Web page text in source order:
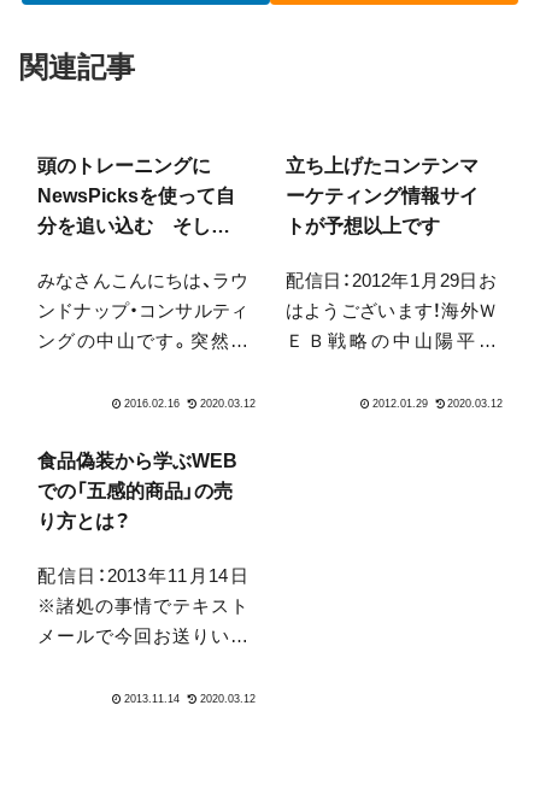
関連記事
頭のトレーニングに
NewsPicksを使って自
分を追い込む そして、
ポータルは面白い
みなさんこんにちは、ラウ
ンドナップ・コンサルティ
ングの中山です。突然で
どれくらい行っています
くないかもしれません
ね。実際私も現在極めて
ゼロに近い状況です。学
や学校の図書...
立ち上げたコンテンマ
ーケティング情報サイ
トが予想以上です
配信日：2012年1月29日お
はようございます！海外Ｗ
ＥＢ戦略の中山陽平で
がメディアに出始めまし
食品偽装から学ぶWEB
での「五感的商品」の売
り方とは？
配信日：2013年11月14日
※諸処の事情でテキスト
メールで今回お送りいた
ンドナップ・コンサルティ